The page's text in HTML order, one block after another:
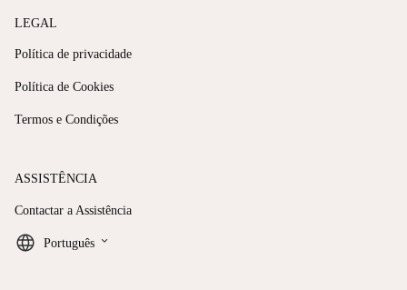
LEGAL
Política de privacidade
Política de Cookies
Termos e Condições
ASSISTÊNCIA
Contactar a Assistência
Português keyboard_arrow_down